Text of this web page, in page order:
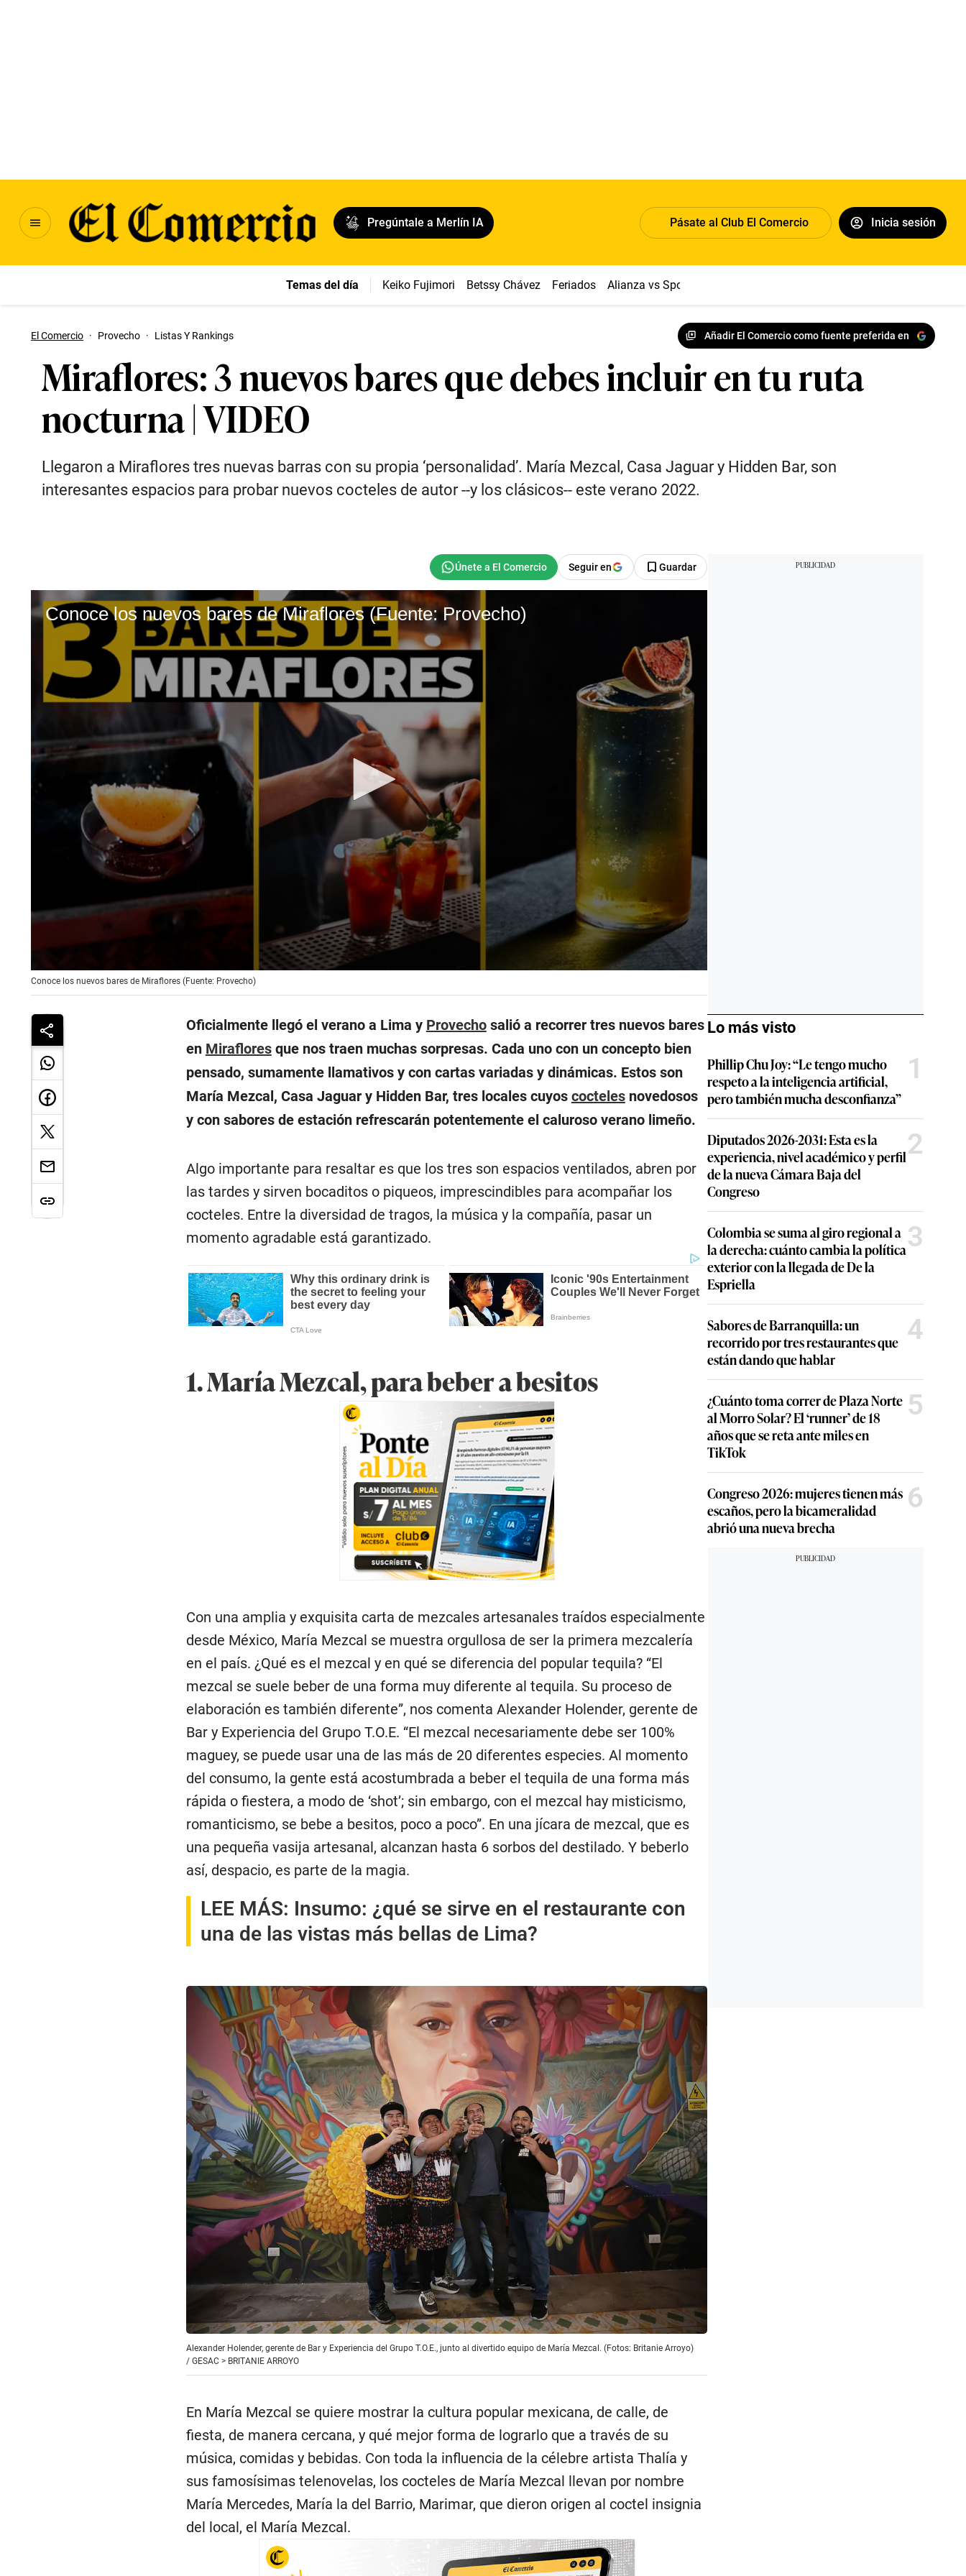
Pregúntale a Merlín IA Pásate al Club El Comercio Inicia sesión
Temas del día Keiko Fujimori Betssy Chávez Feriados Alianza vs Sport Boys
El Comercio · Provecho · Listas Y Rankings Añadir El Comercio como fuente preferida en
Miraflores: 3 nuevos bares que debes incluir en tu ruta
nocturna | VIDEO
Llegaron a Miraflores tres nuevas barras con su propia ‘personalidad’. María Mezcal, Casa Jaguar y Hidden Bar, son
interesantes espacios para probar nuevos cocteles de autor --y los clásicos-- este verano 2022.
Seguir en Guardar
Conoce los nuevos bares de Miraflores (Fuente: Provecho)
0
seconds
of
minutes,
38
seconds
90%
Conoce los nuevos bares de Miraflores (Fuente: Provecho)
Oficialmente llegó el verano a Lima y Provechosalió a recorrer tres nuevos bares
en Mirafloresque nos traen muchas sorpresas. Cada uno con un concepto bien
pensado, sumamente llamativos y con cartas variadas y dinámicas. Estos son
María Mezcal, Casa Jaguar y Hidden Bar, tres locales cuyos coctelesnovedosos
y con sabores de estación refrescarán potentemente el caluroso verano limeño.
Algo importante para resaltar es que los tres son espacios ventilados, abren por
las tardes y sirven bocaditos o piqueos, imprescindibles para acompañar los
cocteles. Entre la diversidad de tragos, la música y la compañía, pasar un
momento agradable está garantizado.
1. María Mezcal, para beber a besitos
Con una amplia y exquisita carta de mezcales artesanales traídos especialmente
desde México, María Mezcal se muestra orgullosa de ser la primera mezcalería
en el país. ¿Qué es el mezcal y en qué se diferencia del popular tequila? “El
mezcal se suele beber de una forma muy diferente al tequila. Su proceso de
elaboración es también diferente”, nos comenta Alexander Holender, gerente de
Bar y Experiencia del Grupo T.O.E. “El mezcal necesariamente debe ser 100%
maguey, se puede usar una de las más de 20 diferentes especies. Al momento
del consumo, la gente está acostumbrada a beber el tequila de una forma más
rápida o fiestera, a modo de ‘shot’; sin embargo, con el mezcal hay misticismo,
romanticismo, se bebe a besitos, poco a poco”. En una jícara de mezcal, que es
una pequeña vasija artesanal, alcanzan hasta 6 sorbos del destilado. Y beberlo
así, despacio, es parte de la magia.
LEE MÁS: Insumo: ¿qué se sirve en el restaurante con
una de las vistas más bellas de Lima?
Alexander Holender, gerente de Bar y Experiencia del Grupo T.O.E., junto al divertido equipo de María Mezcal. (Fotos: Britanie Arroyo)
/ GESAC > BRITANIE ARROYO
En María Mezcal se quiere mostrar la cultura popular mexicana, de calle, de
fiesta, de manera cercana, y qué mejor forma de lograrlo que a través de su
música, comidas y bebidas. Con toda la influencia de la célebre artista Thalía y
sus famosísimas telenovelas, los cocteles de María Mezcal llevan por nombre
María Mercedes, María la del Barrio, Marimar, que dieron origen al coctel insignia
del local, el María Mezcal.
Lo más visto
Phillip Chu Joy: “Le tengo mucho
respeto a la inteligencia artificial,
pero también mucha desconfianza”
1
Diputados 2026-2031: Esta es la
experiencia, nivel académico y perfil
de la nueva Cámara Baja del
Congreso
2
Colombia se suma al giro regional a
la derecha: cuánto cambia la política
exterior con la llegada de De la
Espriella
3
Sabores de Barranquilla: un
recorrido por tres restaurantes que
están dando que hablar
4
¿Cuánto toma correr de Plaza Norte
al Morro Solar? El ‘runner’ de 18
años que se reta ante miles en
TikTok
5
Congreso 2026: mujeres tienen más
escaños, pero la bicameralidad
abrió una nueva brecha
6